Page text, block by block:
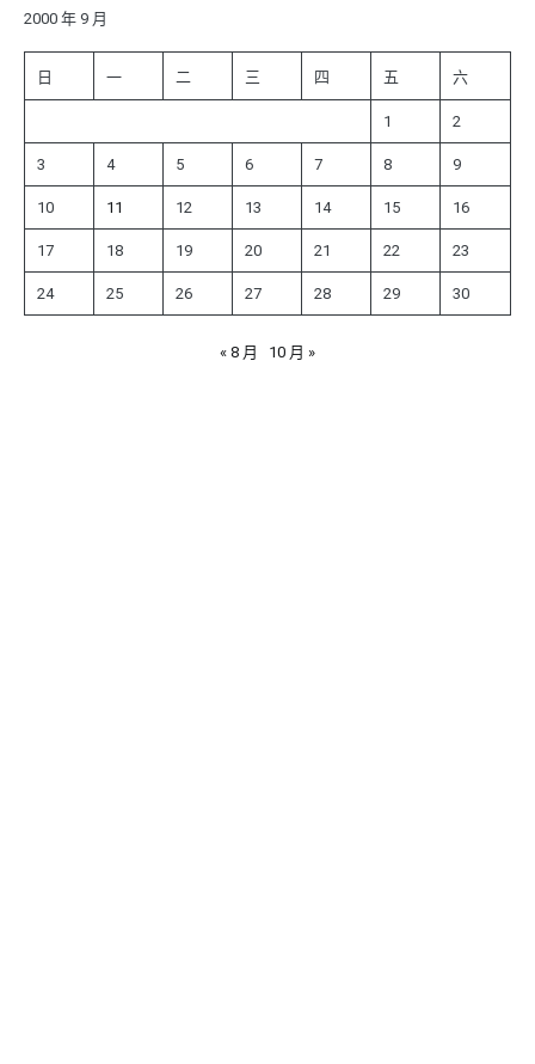
字:
2000 年 9 月
日 一 二 三 四 五 六
1 2
3 4 5 6 7 8 9
10 11 12 13 14 15 16
17 18 19 20 21 22 23
24 25 26 27 28 29 30
« 8 月 10 月 »